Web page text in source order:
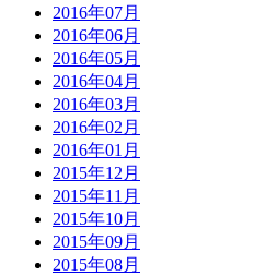
2016年07月
2016年06月
2016年05月
2016年04月
2016年03月
2016年02月
2016年01月
2015年12月
2015年11月
2015年10月
2015年09月
2015年08月